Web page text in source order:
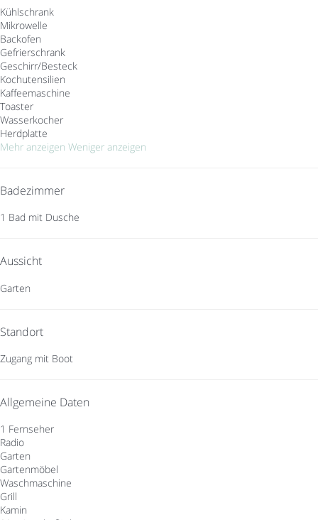
Kühlschrank
Mikrowelle
Backofen
Gefrierschrank
Geschirr/Besteck
Kochutensilien
Kaffeemaschine
Toaster
Wasserkocher
Herdplatte
Mehr anzeigen Weniger anzeigen
Badezimmer
1 Bad mit Dusche
Aussicht
Garten
Standort
Zugang mit Boot
Allgemeine Daten
1 Fernseher
Radio
Garten
Gartenmöbel
Waschmaschine
Grill
Kamin